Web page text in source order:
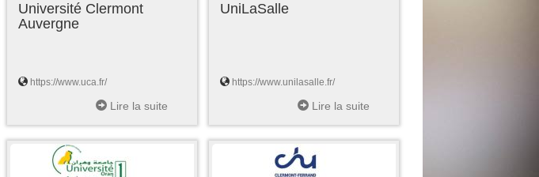
Université Clermont
Auvergne
https://www.uca.fr/
Lire la suite
UniLaSalle
https://www.unilasalle.fr/
Lire la suite